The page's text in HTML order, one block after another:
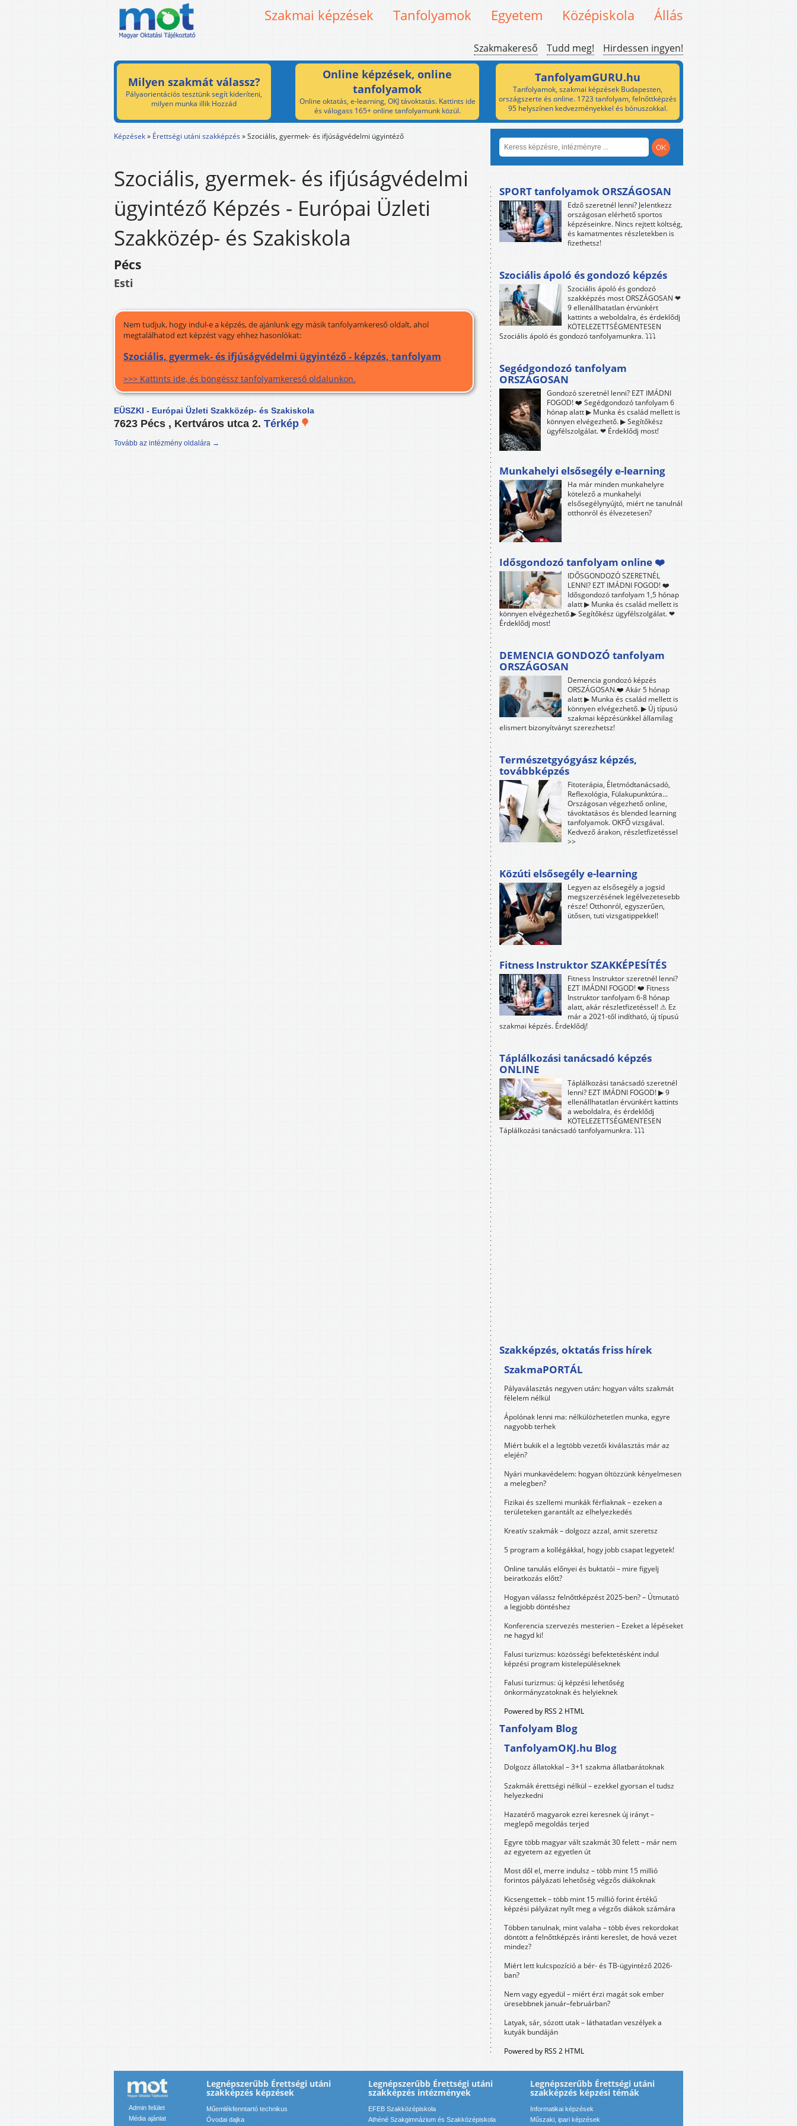
Szakmai képzések Tanfolyamok Egyetem Középiskola Állás
Szakmakereső Tudd meg! Hirdessen ingyen!
Milyen szakmát válassz?
Pályaorientációs tesztünk segít kideríteni,
milyen munka illik Hozzád
Online képzések, online
tanfolyamok
Online oktatás, e-learning, OKJ távoktatás. Kattints ide
és válogass 165+ online tanfolyamunk közül.
TanfolyamGURU.hu
Tanfolyamok, szakmai képzések Budapesten,
országszerte és online. 1723 tanfolyam, felnőttképzés
95 helyszínen kedvezményekkel és bónuszokkal.
Képzések» Érettségi utáni szakképzés»Szociális, gyermek- és ifjúságvédelmi ügyintéző
Szociális, gyermek- és ifjúságvédelmi
ügyintéző Képzés - Európai Üzleti
Szakközép- és Szakiskola
Pécs
Esti
Nem tudjuk, hogy indul-e a képzés, de ajánlunk egy másik tanfolyamkereső oldalt, ahol
megtalálhatod ezt képzést vagy ehhez hasonlókat:
Szociális, gyermek- és ifjúságvédelmi ügyintéző - képzés, tanfolyam
>>> Kattints ide, és böngéssz tanfolyamkereső oldalunkon.
EÜSZKI - Európai Üzleti Szakközép- és Szakiskola
7623 Pécs , Kertváros utca 2. Térkép
Tovább az intézmény oldalára →
SPORT tanfolyamok ORSZÁGOSAN
Edző szeretnél lenni? Jelentkezz
országosan elérhető sportos
képzéseinkre. Nincs rejtett költség,
és kamatmentes részletekben is
fizethetsz!
Szociális ápoló és gondozó képzés
Szociális ápoló és gondozó
szakképzés most ORSZÁGOSAN ❤
9 ellenállhatatlan érvünkért
kattints a weboldalra, és érdeklődj
KÖTELEZETTSÉGMENTESEN
Szociális ápoló és gondozó tanfolyamunkra. ⤵⤵⤵
Segédgondozó tanfolyam
ORSZÁGOSAN
Gondozó szeretnél lenni? EZT IMÁDNI
FOGOD! ❤️ Segédgondozó tanfolyam 6
hónap alatt ▶ Munka és család mellett is
könnyen elvégezhető. ▶ Segítőkész
ügyfélszolgálat. ❤ Érdeklődj most!
Munkahelyi elsősegély e-learning
Ha már minden munkahelyre
kötelező a munkahelyi
elsősegélynyújtó, miért ne tanulnál
otthonról és élvezetesen?
Idősgondozó tanfolyam online ❤️
IDŐSGONDOZÓ SZERETNÉL
LENNI? EZT IMÁDNI FOGOD! ❤️
Idősgondozó tanfolyam 1,5 hónap
alatt ▶ Munka és család mellett is
könnyen elvégezhető.▶ Segítőkész ügyfélszolgálat. ❤
Érdeklődj most!
DEMENCIA GONDOZÓ tanfolyam
ORSZÁGOSAN
Demencia gondozó képzés
ORSZÁGOSAN.❤️ Akár 5 hónap
alatt ▶ Munka és család mellett is
könnyen elvégezhető. ▶ Új típusú
szakmai képzésünkkel államilag
elismert bizonyítványt szerezhetsz!
Természetgyógyász képzés,
továbbképzés
Fitoterápia, Életmódtanácsadó,
Reflexológia, Fülakupunktúra...
Országosan végezhető online,
távoktatásos és blended learning
tanfolyamok. OKFŐ vizsgával.
Kedvező árakon, részletfizetéssel
>>
Közúti elsősegély e-learning
Legyen az elsősegély a jogsid
megszerzésének legélvezetesebb
része! Otthonról, egyszerűen,
ütősen, tuti vizsgatippekkel!
Fitness Instruktor SZAKKÉPESÍTÉS
Fitness Instruktor szeretnél lenni?
EZT IMÁDNI FOGOD! ❤️ Fitness
Instruktor tanfolyam 6-8 hónap
alatt, akár részletfizetéssel! ⚠ Ez
már a 2021-től indítható, új típusú
szakmai képzés. Érdeklődj!
Táplálkozási tanácsadó képzés
ONLINE
Táplálkozási tanácsadó szeretnél
lenni? EZT IMÁDNI FOGOD! ▶ 9
ellenállhatatlan érvünkért kattints
a weboldalra, és érdeklődj
KÖTELEZETTSÉGMENTESEN
Táplálkozási tanácsadó tanfolyamunkra. ⤵⤵⤵
Szakképzés, oktatás friss hírek
SzakmaPORTÁL
Pályaválasztás negyven után: hogyan válts szakmát
félelem nélkül
Ápolónak lenni ma: nélkülözhetetlen munka, egyre
nagyobb terhek
Miért bukik el a legtöbb vezetői kiválasztás már az
elején?
Nyári munkavédelem: hogyan öltözzünk kényelmesen
a melegben?
Fizikai és szellemi munkák férfiaknak – ezeken a
területeken garantált az elhelyezkedés
Kreatív szakmák – dolgozz azzal, amit szeretsz
5 program a kollégákkal, hogy jobb csapat legyetek!
Online tanulás előnyei és buktatói – mire figyelj
beiratkozás előtt?
Hogyan válassz felnőttképzést 2025-ben? – Útmutató
a legjobb döntéshez
Konferencia szervezés mesterien – Ezeket a lépéseket
ne hagyd ki!
Falusi turizmus: közösségi befektetésként indul
képzési program kistelepüléseknek
Falusi turizmus: új képzési lehetőség
önkormányzatoknak és helyieknek
Powered by RSS 2 HTML
Tanfolyam Blog
TanfolyamOKJ.hu Blog
Dolgozz állatokkal – 3+1 szakma állatbarátoknak
Szakmák érettségi nélkül – ezekkel gyorsan el tudsz
helyezkedni
Hazatérő magyarok ezrei keresnek új irányt –
meglepő megoldás terjed
Egyre több magyar vált szakmát 30 felett – már nem
az egyetem az egyetlen út
Most dől el, merre indulsz – több mint 15 millió
forintos pályázati lehetőség végzős diákoknak
Kicsengettek – több mint 15 millió forint értékű
képzési pályázat nyílt meg a végzős diákok számára
Többen tanulnak, mint valaha – több éves rekordokat
döntött a felnőttképzés iránti kereslet, de hová vezet
mindez?
Miért lett kulcspozíció a bér- és TB-ügyintéző 2026-
ban?
Nem vagy egyedül – miért érzi magát sok ember
üresebbnek január–februárban?
Latyak, sár, sózott utak – láthatatlan veszélyek a
kutyák bundáján
Powered by RSS 2 HTML
Admin felület
Média ajánlat
Legnépszerűbb Érettségi utáni
szakképzés képzések
Műemlékfenntartó technikus
Óvodai dajka
Legnépszerűbb Érettségi utáni
szakképzés intézmények
EFEB Szakközépiskola
Athéné Szakgimnázium és Szakközépiskola
Legnépszerűbb Érettségi utáni
szakképzés képzési témák
Informatikai képzések
Műszaki, ipari képzések